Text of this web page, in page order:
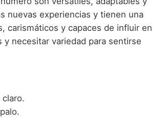
nuevas experiencias y tienen una
carismáticos y capaces de influir en
necesitar variedad para sentirse